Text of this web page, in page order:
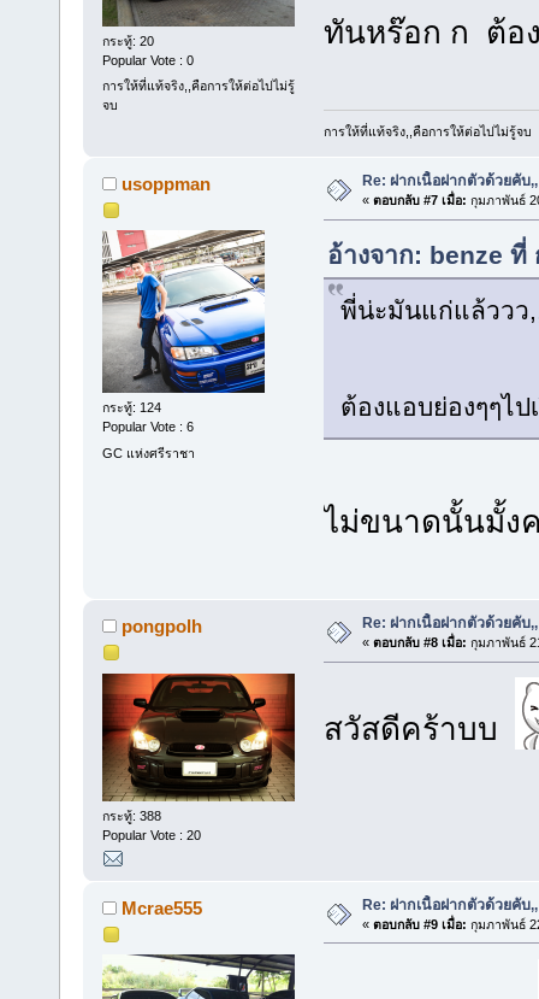
กระทู้: 20
Popular Vote : 0
การให้ที่แท้จริง,,คือการให้ต่อไปไม่รู้
จบ
ทันหร๊อก ก ต้อ
การให้ที่แท้จริง,,คือการให้ต่อไปไม่รู้จบ
usoppman
กระทู้: 124
Popular Vote : 6
GC แห่งศรีราชา
Re: ฝากเนื้อฝากตัวด้วยคับ,,
« ตอบกลับ #7 เมื่อ: กุมภาพันธ์
อ้างจาก: benze ที่
พี่น่ะมันแก่แล้ววว
ต้องแอบย่องๆๆไป
ไม่ขนาดนั้นมั้ง
pongpolh
กระทู้: 388
Popular Vote : 20
Re: ฝากเนื้อฝากตัวด้วยคับ,,
« ตอบกลับ #8 เมื่อ: กุมภาพันธ์
สวัสดีคร้าบบ
Mcrae555 Re: ฝากเนื้อฝากตัวด้วยคับ,,
« ตอบกลับ #9 เมื่อ: กุมภาพันธ์